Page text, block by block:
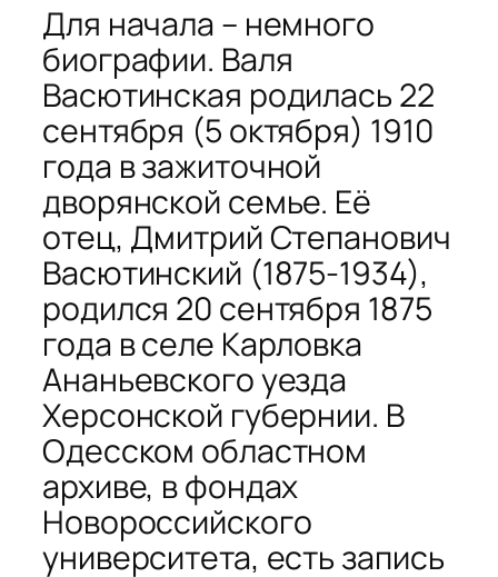
Для начала – немного
биографии. Валя
Васютинская родилась 22
сентября (5 октября) 1910
года в зажиточной
дворянской семье. Её
отец, Дмитрий Степанович
Васютинский (1875-1934),
родился 20 сентября 1875
года в селе Карловка
Ананьевского уезда
Херсонской губернии. В
Одесском областном
архиве, в фондах
Новороссийского
университета, есть запись